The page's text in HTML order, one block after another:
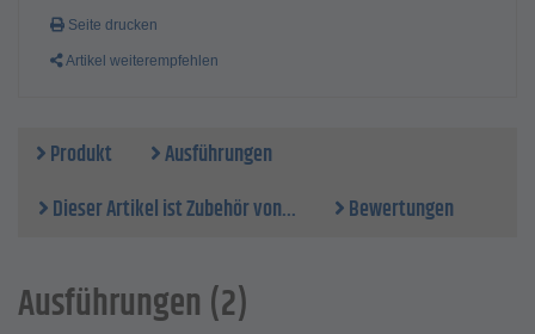
Seite drucken
Artikel weiterempfehlen
Produkt
Ausführungen
Dieser Artikel ist Zubehör von...
Bewertungen
Ausführungen (2)